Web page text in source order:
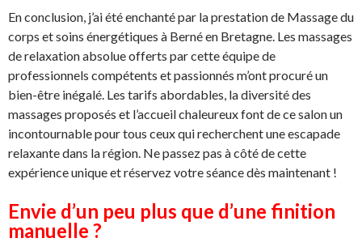
En conclusion, j’ai été enchanté par la prestation de Massage du
corps et soins énergétiques à Berné en Bretagne. Les massages
de relaxation absolue offerts par cette équipe de
professionnels compétents et passionnés m’ont procuré un
bien-être inégalé. Les tarifs abordables, la diversité des
massages proposés et l’accueil chaleureux font de ce salon un
incontournable pour tous ceux qui recherchent une escapade
relaxante dans la région. Ne passez pas à côté de cette
expérience unique et réservez votre séance dès maintenant !
Envie d’un peu plus que d’une finition
manuelle ?